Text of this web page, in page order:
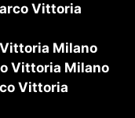
Vittoria
Milano
Vittoria Milano
Vittoria